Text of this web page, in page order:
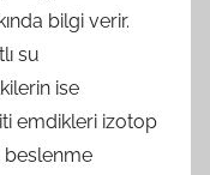
bilgi verir.
su
ise
emdikleri izotop
beslenme